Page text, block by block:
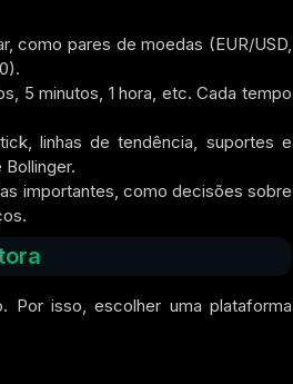
como pares de moedas (EUR/USD,
5 minutos, 1 hora, etc. Cada tempo
linhas de tendência, suportes e
importantes, como decisões sobre
Por isso, escolher uma plataforma